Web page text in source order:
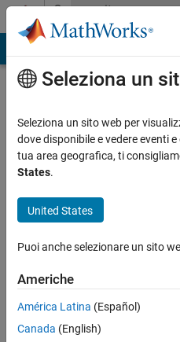
Vai al contenutoCommunity
Profile
andrew
Attivo
dal 2013
Followers:
Following:
Seleziona un
Seleziona un sito web per
dove disponibile e vedere eventi
tua area geografica, ti
States.
United States
Puoi anche selezionare un sito
Americhe
América Latina (Español)
Canada (English)